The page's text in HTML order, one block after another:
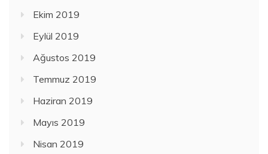
Ekim 2019
Eylül 2019
Ağustos 2019
Temmuz 2019
Haziran 2019
Mayıs 2019
Nisan 2019